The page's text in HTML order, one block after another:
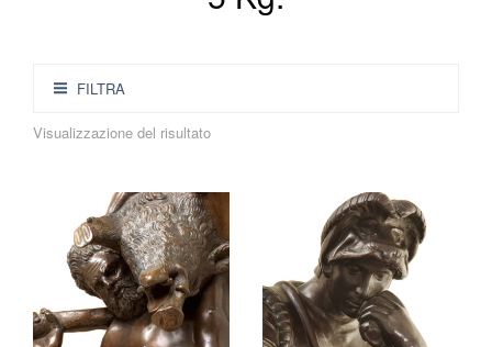
FILTRA
Visualizzazione del risultato